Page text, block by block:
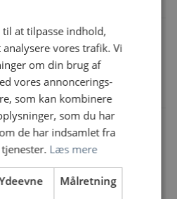
LP Svendborg
1E, 5700 Svendborg
med interesse for
vurderinger søges til
Odense
Odense | J.B.
Danmark, 5000 Odense C
til at tilpasse indhold,
vores trafik. Vi
om din brug af
vores annoncerings-
som kan kombinere
som du har
de har indsamlet fra
Læs mere
Målretning